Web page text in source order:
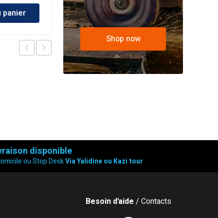
panier
Ajouter au panier
Shop now
disponible
ou Stop DeskVia Yalidine ou Kazi tour
Besoin d'aide / Contacts